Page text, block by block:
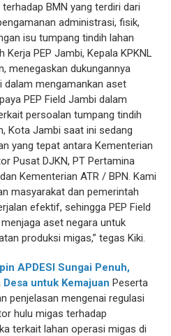
BMN yang terdiri dari
administrasi, fisik,
isu tumpang tindih lahan
PEP Jambi, Kepala KPKNL
menegaskan dukungannya
dalam mengamankan aset
PEP Field Jambi dalam
persoalan tumpang tindih
Kota Jambi saat ini sedang
yang tepat antara Kementerian
Pusat DJKN, PT Pertamina
Kementerian ATR / BPN. Kami
masyarakat dan pemerintah
efektif, sehingga PEP Field
aset negara untuk
produksi migas,” tegas Kiki.
APDESI Sungai Penuh,
untuk Kemajuan Peserta
penjelasan mengenai regulasi
hulu migas terhadap
terkait lahan operasi migas di